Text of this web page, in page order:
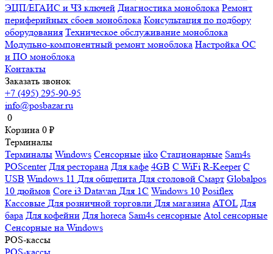
ЭЦП/ЕГАИС и ЧЗ ключей Диагностика моноблока Ремонт
периферийных сбоев моноблока Консультация по подбору
оборудования Техническое обслуживание моноблока
Модульно-компонентный ремонт моноблока Настройка ОС
и ПО моноблока
Контакты
Заказать звонок
+7 (495) 295-90-95
info@posbazar.ru
0
Корзина 0 ₽
Терминалы
Терминалы Windows Сенсорные iiko Стационарные Sam4s
POScenter Для ресторана Для кафе 4GB С WiFi R-Keeper С
USB Windows 11 Для общепита Для столовой Смарт Globalpos
10 дюймов Core i3 Datavan Для 1С Windows 10 Posiflex
Кассовые Для розничной торговли Для магазина ATOL Для
бара Для кофейни Для horeca Sam4s сенсорные Atol сенсорные
Сенсорные на Windows
POS-кассы